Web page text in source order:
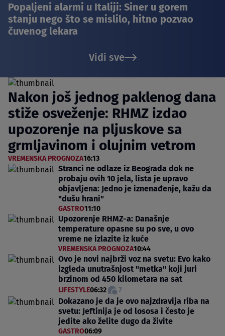
Popaljeni alarmi u Italiji: Siner u gorem
stanju nego što se mislilo, hitno pozvao
čuvenog lekara
Vidi sve
Nakon još jednog paklenog dana
stiže osveženje: RHMZ izdao
upozorenje na pljuskove sa
grmljavinom i olujnim vetrom
VREMENSKA PROGNOZA16:13
Stranci ne odlaze iz Beograda dok ne
probaju ovih 10 jela, lista je upravo
objavljena: Jedno je iznenađenje, kažu da
"dušu hrani"
GASTRO11:10
Upozorenje RHMZ-a: Današnje
temperature opasne su po sve, u ovo
vreme ne izlazite iz kuće
VREMENSKA PROGNOZA10:44
Ovo je novi najbrži voz na svetu: Evo kako
izgleda unutrašnjost "metka" koji juri
brzinom od 450 kilometara na sat
LIFESTYLE06:32 7
Dokazano je da je ovo najzdravija riba na
svetu: Jeftinija je od lososa i često je
jedite ako želite dugo da živite
GASTRO06:09